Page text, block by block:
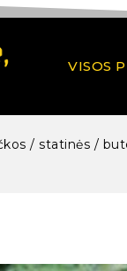
VISOS
/ statinės /